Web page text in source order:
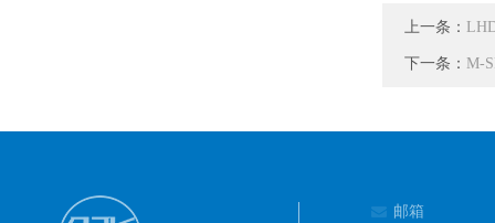
上一条：
下一条： M-
邮箱